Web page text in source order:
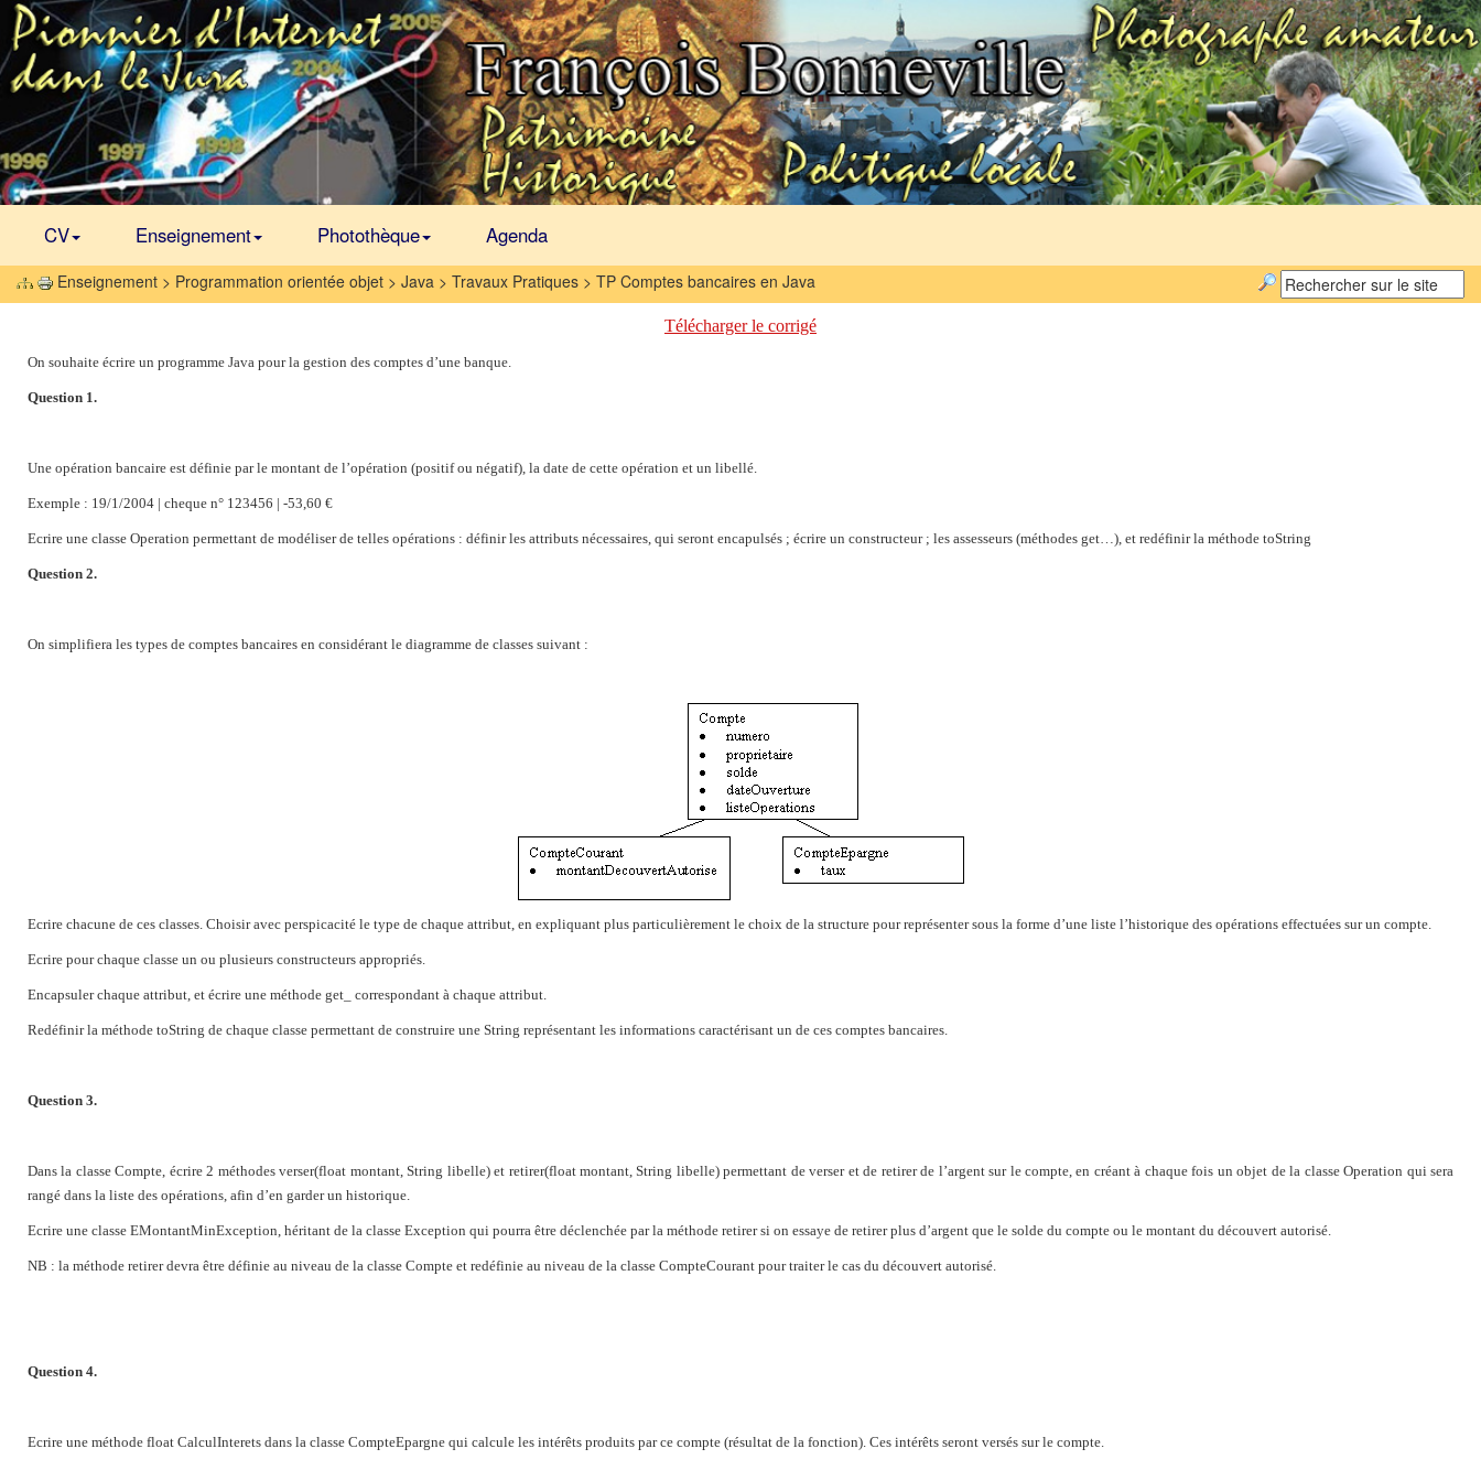
CV Enseignement Photothèque Agenda
Enseignement > Programmation orientée objet > Java > Travaux Pratiques > TP Comptes bancaires en Java
Télécharger le corrigé
On souhaite écrire un programme Java pour la gestion des comptes d’une banque.
Question 1.
Une opération bancaire est définie par le montant de l’opération (positif ou négatif), la date de cette opération et un libellé.
Exemple : 19/1/2004 | cheque n° 123456 | -53,60 €
Ecrire une classe Operation permettant de modéliser de telles opérations : définir les attributs nécessaires, qui seront encapulsés ; écrire un constructeur ; les assesseurs (méthodes get…), et redéfinir la méthode toString
Question 2.
On simplifiera les types de comptes bancaires en considérant le diagramme de classes suivant :
Ecrire chacune de ces classes. Choisir avec perspicacité le type de chaque attribut, en expliquant plus particulièrement le choix de la structure pour représenter sous la forme d’une liste l’historique des opérations effectuées sur un compte.
Ecrire pour chaque classe un ou plusieurs constructeurs appropriés.
Encapsuler chaque attribut, et écrire une méthode get_ correspondant à chaque attribut.
Redéfinir la méthode toString de chaque classe permettant de construire une String représentant les informations caractérisant un de ces comptes bancaires.
Question 3.
Dans la classe Compte, écrire 2 méthodes verser(float montant, String libelle) et retirer(float montant, String libelle) permettant de verser et de retirer de l’argent sur le compte, en créant à chaque fois un objet de la classe Operation qui sera
rangé dans la liste des opérations, afin d’en garder un historique.
Ecrire une classe EMontantMinException, héritant de la classe Exception qui pourra être déclenchée par la méthode retirer si on essaye de retirer plus d’argent que le solde du compte ou le montant du découvert autorisé.
NB : la méthode retirer devra être définie au niveau de la classe Compte et redéfinie au niveau de la classe CompteCourant pour traiter le cas du découvert autorisé.
Question 4.
Ecrire une méthode float CalculInterets dans la classe CompteEpargne qui calcule les intérêts produits par ce compte (résultat de la fonction). Ces intérêts seront versés sur le compte.